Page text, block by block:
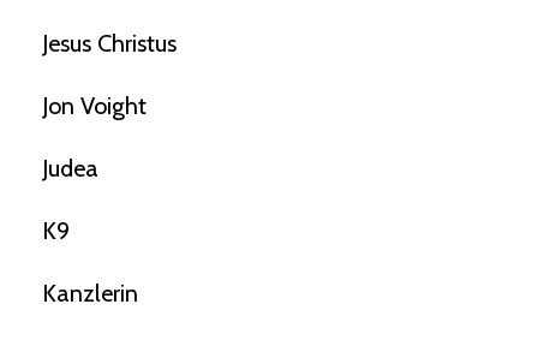
Jesus Christus
Jon Voight
Judea
K9
Kanzlerin